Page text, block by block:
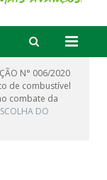
N° 006/2020
de combustível
combate da
DO